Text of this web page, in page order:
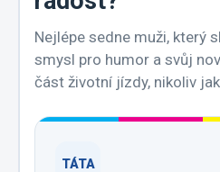
Nejlépe sedne muži, který
smysl pro humor a svůj
část životní jízdy, nikoliv
TÁTA